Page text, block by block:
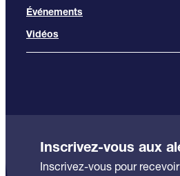
Événements
Vidéos
Inscrivez-vous aux
Inscrivez-vous pour